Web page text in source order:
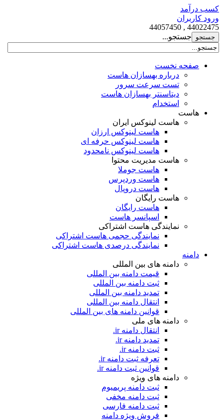
کسب درآمد
ورود کاربران
44022475 , 44057450
جستجو...
صفحه نخست
درباره بهسازان هاست
تست سرعت سرور
دیتاسنتر بهسازان هاست
استخدام
هاست
هاست لینوکس ایران
هاست لینوکس ارزان
هاست لینوکس حرفه ای
هاست لینوکس نامحدود
هاست مدیریت محتوا
هاست جوملا
هاست وردپرس
هاست دروپال
هاست رایگان
هاست رایگان
اسپانسر هاست
نمایندگی هاست اشتراکی
نمایندگی حجمی هاست اشتراکی
نمایندگی درصدی هاست اشتراکی
دامنه
دامنه های بین المللی
قیمت دامنه بین المللی
ثبت دامنه بین المللی
تمدید دامنه بین المللی
انتقال دامنه بین المللی
قوانین دامنه های بین المللی
دامنه های ملی
انتقال دامنه ir.
تمدید دامنه ir.
ثبت دامنه ir.
تعرفه ثبت دامنه ir.
قوانین ثبت دامنه ir.
دامنه های ویژه
ثبت دامنه پریمیوم
ثبت دامنه مخفی
ثبت دامنه فارسی
فروش ویژه دامنه